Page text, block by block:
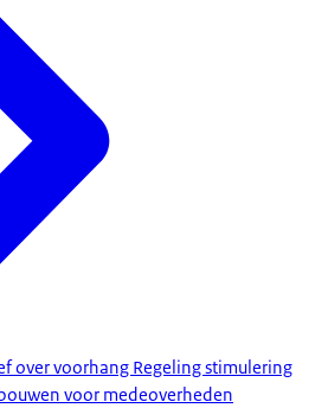
over voorhang Regeling stimulering
voor medeoverheden